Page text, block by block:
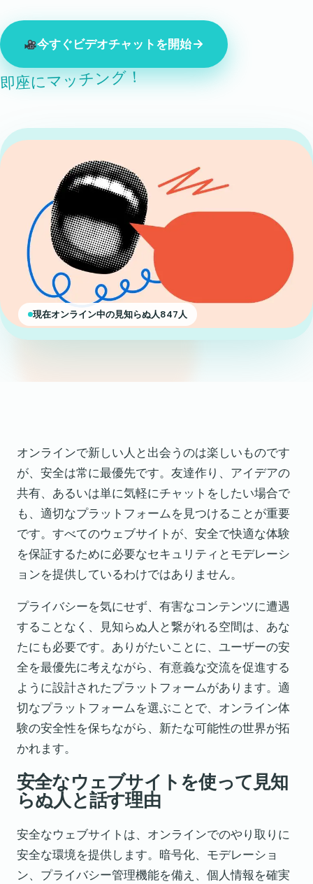
今すぐビデオチャットを開始
即座にマッチング！
現在オンライン中の見知らぬ人847人
オンラインで新しい人と出会うのは楽しいものです
が、安全は常に最優先です。友達作り、アイデアの
共有、あるいは単に気軽にチャットをしたい場合で
も、適切なプラットフォームを見つけることが重要
です。すべてのウェブサイトが、安全で快適な体験
を保証するために必要なセキュリティとモデレーシ
ョンを提供しているわけではありません。
プライバシーを気にせず、有害なコンテンツに遭遇
することなく、見知らぬ人と繋がれる空間は、あな
たにも必要です。ありがたいことに、ユーザーの安
全を最優先に考えながら、有意義な交流を促進する
ように設計されたプラットフォームがあります。適
切なプラットフォームを選ぶことで、オンライン体
験の安全性を保ちながら、新たな可能性の世界が拓
かれます。
安全なウェブサイトを使って見知
らぬ人と話す理由
安全なウェブサイトは、オンラインでのやり取りに
安全な環境を提供します。暗号化、モデレーショ
ン、プライバシー管理機能を備え、個人情報を確実